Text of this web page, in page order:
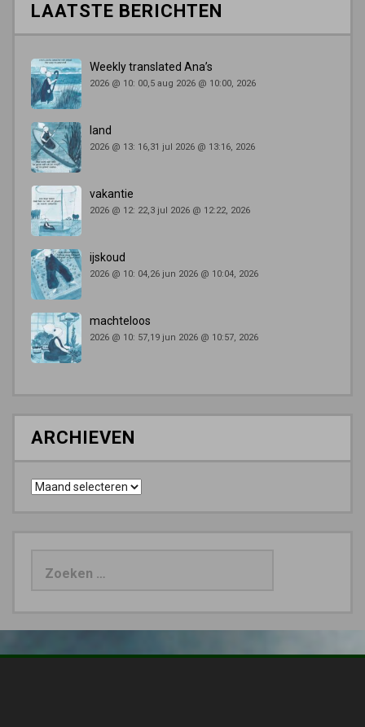
LAATSTE BERICHTEN
Weekly translated Ana’s
2026 @ 10: 00,5 aug 2026 @ 10:00, 2026
land
2026 @ 13: 16,31 jul 2026 @ 13:16, 2026
vakantie
2026 @ 12: 22,3 jul 2026 @ 12:22, 2026
ijskoud
2026 @ 10: 04,26 jun 2026 @ 10:04, 2026
machteloos
2026 @ 10: 57,19 jun 2026 @ 10:57, 2026
ARCHIEVEN
Archieven